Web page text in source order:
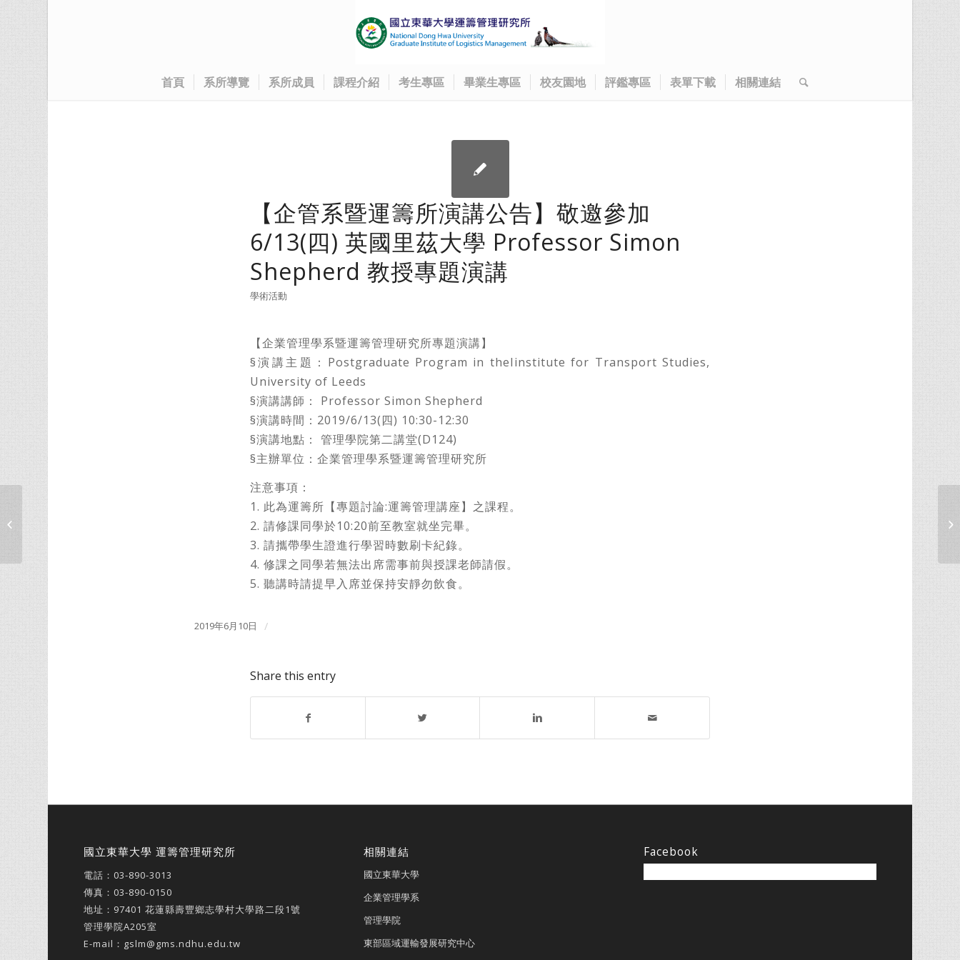
首頁 系所導覽 系所成員 課程介紹 考生專區 畢業生專區 校友園地 評鑑專區 表單下載 相關連結
【企管系暨運籌所演講公告】敬邀參加
6/13(四) 英國里茲大學 Professor Simon
Shepherd 教授專題演講
學術活動
【企業管理學系暨運籌管理研究所專題演講】
§演講主題：Postgraduate Program in theIinstitute for Transport Studies,
University of Leeds
§演講講師： Professor Simon Shepherd
§演講時間：2019/6/13(四) 10:30-12:30
§演講地點： 管理學院第二講堂(D124)
§主辦單位：企業管理學系暨運籌管理研究所
注意事項：
1. 此為運籌所【專題討論:運籌管理講座】之課程。
2. 請修課同學於10:20前至教室就坐完畢。
3. 請攜帶學生證進行學習時數刷卡紀錄。
4. 修課之同學若無法出席需事前與授課老師請假。
5. 聽講時請提早入席並保持安靜勿飲食。
2019年6月10日 /
Share this entry
國立東華大學 運籌管理研究所
電話： 03-890-3013
傳真：03-890-0150
地址： 97401 花蓮縣壽豐鄉志學村大學路二段1號
管理學院A205室
E-mail： gslm@gms.ndhu.edu.tw
相關連結
國立東華大學
企業管理學系
管理學院
東部區域運輸發展研究中心
Facebook